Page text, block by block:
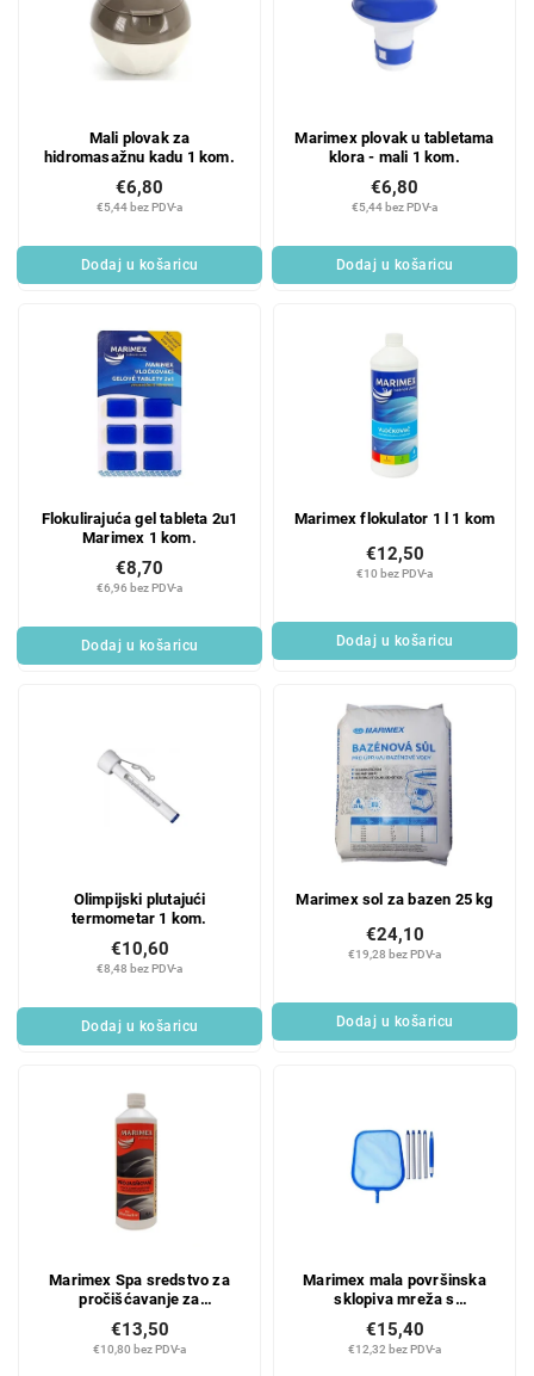
Mali plovak za
hidromasažnu kadu 1 kom.
€5,44 bez PDV-a
€6,80
Dodaj u košaricu
Marimex plovak u tabletama
klora - mali 1 kom.
€5,44 bez PDV-a
€6,80
Dodaj u košaricu
Flokulirajuća gel tableta 2u1
Marimex 1 kom.
€6,96 bez PDV-a
€8,70
Dodaj u košaricu
Marimex flokulator 1 l 1 kom
€10 bez PDV-a
€12,50
Dodaj u košaricu
Olimpijski plutajući
termometar 1 kom.
€8,48 bez PDV-a
€10,60
Dodaj u košaricu
Marimex sol za bazen 25 kg
€19,28 bez PDV-a
€24,10
Dodaj u košaricu
Marimex Spa sredstvo za
pročišćavanje za
€10,80 bez PDV-a
€13,50
Marimex mala površinska
sklopiva mreža s
€12,32 bez PDV-a
€15,40